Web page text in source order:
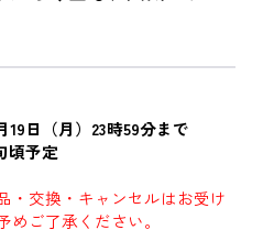
19日（月）23時59分まで
頃予定
交換・キャンセルはお受け
ご了承ください。